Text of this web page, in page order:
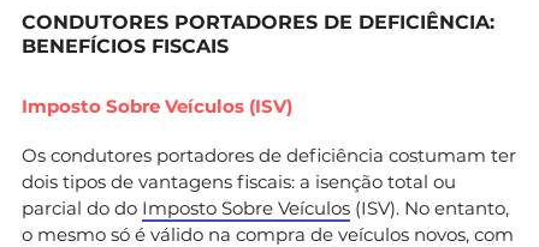
CONDUTORES PORTADORES DE DEFICIÊNCIA:
BENEFÍCIOS FISCAIS
Imposto Sobre Veículos (ISV)
Os condutores portadores de deficiência costumam ter
dois tipos de vantagens fiscais: a isenção total ou
parcial do do Imposto Sobre Veículos (ISV). No entanto,
o mesmo só é válido na compra de veículos novos, com